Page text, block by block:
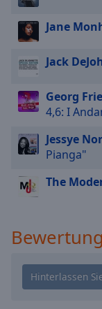
modal
window.
Beginning
dialog
window.
cancel
close
Text
Jane
Jack
Georg
4,6: I
Jessye
Pianga"
The